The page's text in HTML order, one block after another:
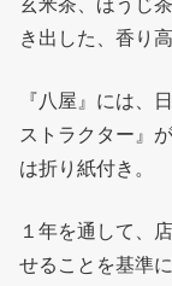
玄米茶、ほうじ
き出した、香り
『八屋』には、
ストラクター』
は折り紙付き。
１年を通して、
せることを基準